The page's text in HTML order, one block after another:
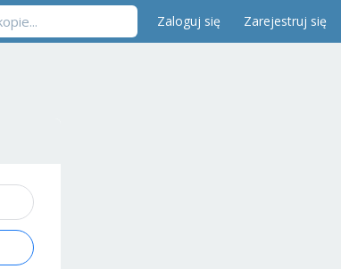
Zaloguj się Zarejestruj się